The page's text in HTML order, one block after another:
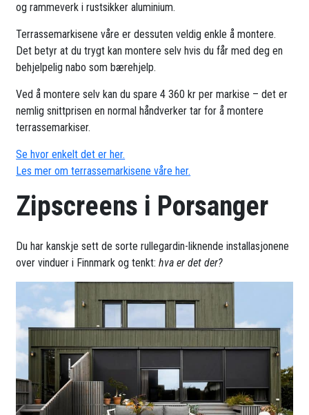
og rammeverk i rustsikker aluminium.
Terrassemarkisene våre er dessuten veldig enkle å montere.
Det betyr at du trygt kan montere selv hvis du får med deg en
behjelpelig nabo som bærehjelp.
Ved å montere selv kan du spare 4 360 kr per markise – det er
nemlig snittprisen en normal håndverker tar for å montere
terrassemarkiser.
Se hvor enkelt det er her.
Les mer om terrassemarkisene våre her.
Zipscreens i Porsanger
Du har kanskje sett de sorte rullegardin-liknende installasjonene
over vinduer i Finnmark og tenkt:hva er det der?